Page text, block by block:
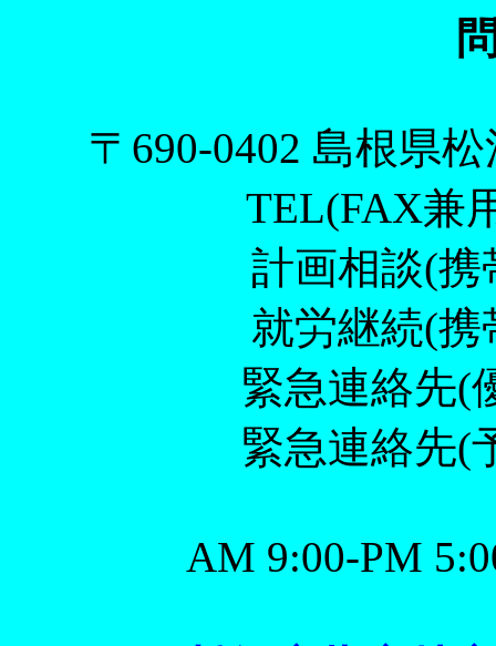
〒690-0402 島根県
TEL(FAX兼
計画相談(携
就労継続(携
緊急連絡先(
緊急連絡先(
AM 9:00-PM